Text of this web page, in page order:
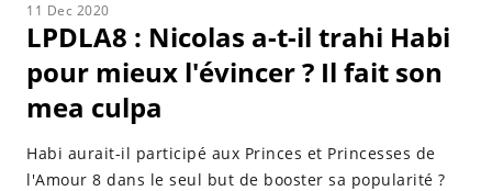
11 Dec 2020
LPDLA8 : Nicolas a-t-il trahi Habi
pour mieux l'évincer ? Il fait son
mea culpa
Habi aurait-il participé aux Princes et Princesses de
l'Amour 8 dans le seul but de booster sa popularité ?